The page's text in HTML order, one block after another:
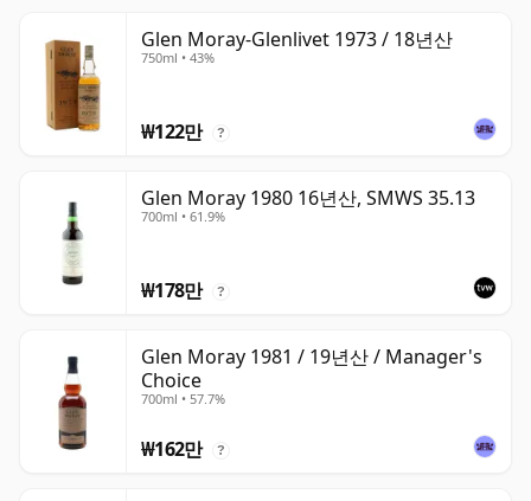
Glen Moray-Glenlivet 1973 / 18년산
750ml • 43%
₩122만 ?
Glen Moray 1980 16년산, SMWS 35.13
700ml • 61.9%
₩178만 ?
Glen Moray 1981 / 19년산 / Manager's
Choice
700ml • 57.7%
₩162만 ?